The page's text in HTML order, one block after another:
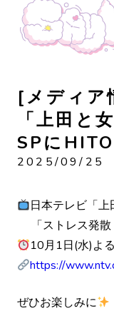
NEWSPROFILE
JOIN US
[メディア
「上田と
SPに
2025/09/25
日本テレビ「
「ストレス発散
10月1日(水)よ
https://
ぜひお楽しみに